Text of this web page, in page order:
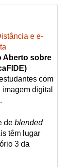
e e-
Aberto sobre
com
digital
de blended
têm lugar
3 da